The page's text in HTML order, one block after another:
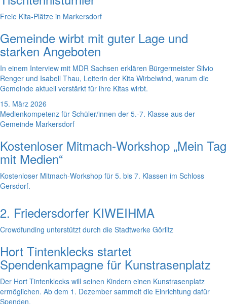
Freie Kita-Plätze in Markersdorf
Gemeinde wirbt mit guter Lage und
starken Angeboten
In einem Interview mit MDR Sachsen erklären Bürgermeister Silvio
Renger und Isabell Thau, Leiterin der Kita Wirbelwind, warum die
Gemeinde aktuell verstärkt für ihre Kitas wirbt.
15. März 2026
Medienkompetenz für Schüler/innen der 5.-7. Klasse aus der
Gemeinde Markersdorf
Kostenloser Mitmach-Workshop „Mein Tag
mit Medien“
Kostenloser Mitmach-Workshop für 5. bis 7. Klassen im Schloss
Gersdorf.
2. Friedersdorfer KIWEIHMA
Crowdfunding unterstützt durch die Stadtwerke Görlitz
Hort Tintenklecks startet
Spendenkampagne für Kunstrasenplatz
Der Hort Tintenklecks will seinen Kindern einen Kunstrasenplatz
ermöglichen. Ab dem 1. Dezember sammelt die Einrichtung dafür
Spenden.